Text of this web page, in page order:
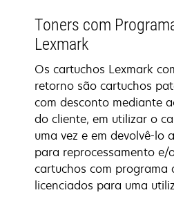
Toners com
Lexmark
Os cartuchos Lexmark
retorno são cartuchos
com desconto mediante
do cliente, em utilizar o
uma vez e em devolvê-lo
para reprocessamento e/
cartuchos com programa
licenciados para uma